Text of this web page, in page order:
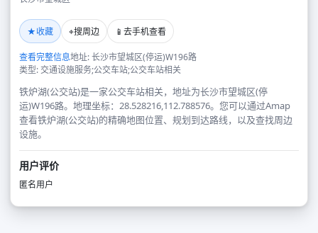
★收藏 ⌖搜周边 📱 去手机查看
查看完整信息地址: 长沙市望城区(停运)W196路
类型: 交通设施服务;公交车站;公交车站相关
铁炉湖(公交站)是一家公交车站相关，地址为长沙市望城区(停
运)W196路。地理坐标：28.528216,112.788576。您可以通过Amap
查看铁炉湖(公交站)的精确地图位置、规划到达路线，以及查找周边
设施。
用户评价
匿名用户